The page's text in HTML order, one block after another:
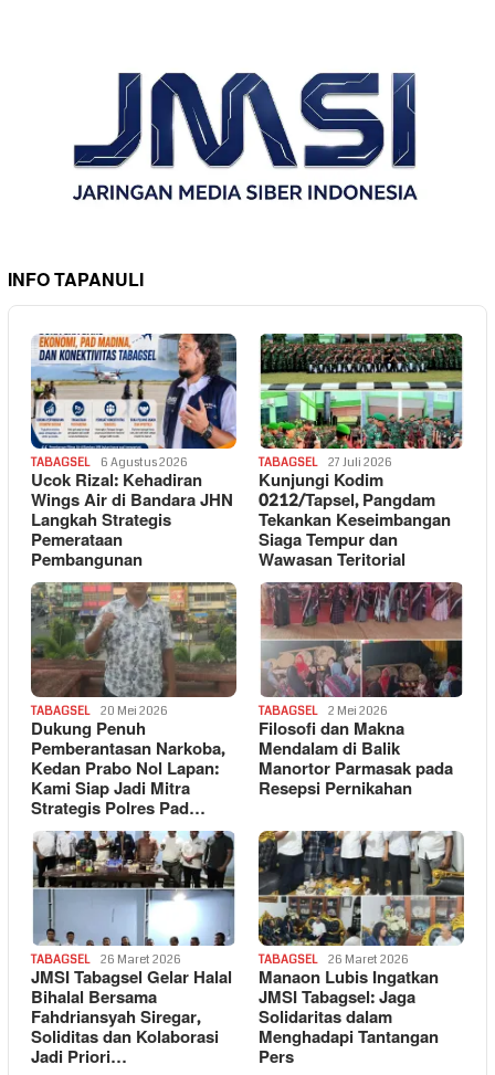
INFO TAPANULI
TABAGSEL 6 Agustus 2026
Ucok Rizal: Kehadiran
Wings Air di Bandara JHN
Langkah Strategis
Pemerataan
Pembangunan
TABAGSEL 27 Juli 2026
Kunjungi Kodim
0212/Tapsel, Pangdam
Tekankan Keseimbangan
Siaga Tempur dan
Wawasan Teritorial
TABAGSEL 20 Mei 2026
Dukung Penuh
Pemberantasan Narkoba,
Kedan Prabo Nol Lapan:
Kami Siap Jadi Mitra
Strategis Polres Pad…
TABAGSEL 2 Mei 2026
Filosofi dan Makna
Mendalam di Balik
Manortor Parmasak pada
Resepsi Pernikahan
TABAGSEL 26 Maret 2026
JMSI Tabagsel Gelar Halal
Bihalal Bersama
Fahdriansyah Siregar,
Soliditas dan Kolaborasi
Jadi Priori…
TABAGSEL 26 Maret 2026
Manaon Lubis Ingatkan
JMSI Tabagsel: Jaga
Solidaritas dalam
Menghadapi Tantangan
Pers